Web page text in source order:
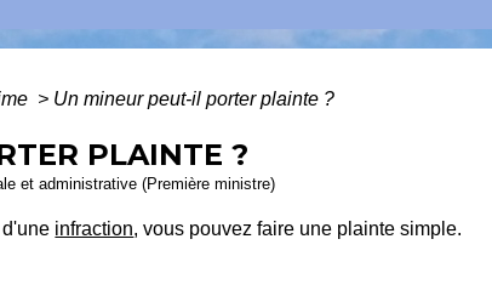
> Un mineur peut-il porter plainte ?
PLAINTE ?
et administrative (Première ministre)
infraction, vous pouvez faire une plainte simple.